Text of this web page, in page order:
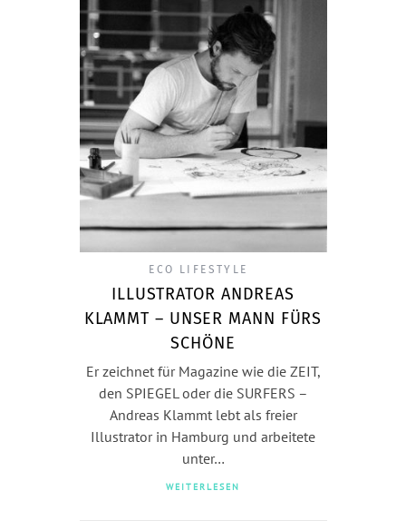
ECO LIFESTYLE
ILLUSTRATOR ANDREAS
KLAMMT – UNSER MANN FÜRS
SCHÖNE
Er zeichnet für Magazine wie die ZEIT,
den SPIEGEL oder die SURFERS –
Andreas Klammt lebt als freier
Illustrator in Hamburg und arbeitete
unter…
WEITERLESEN